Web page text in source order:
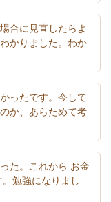
合に見直したらよ
かりました。わか
ったです。今して
か、あらためて考
た。これから お金
勉強になりまし